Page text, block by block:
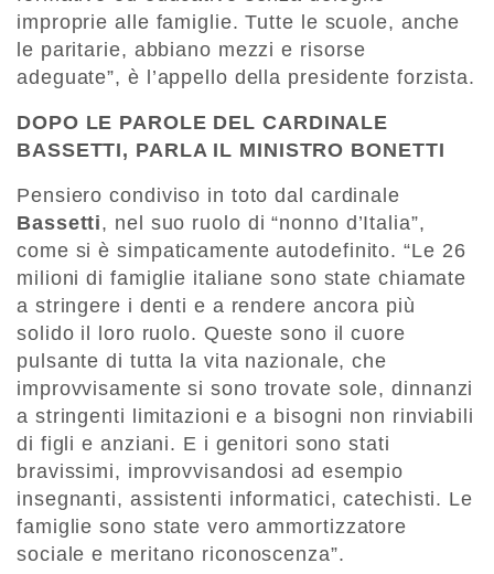
improprie alle famiglie. Tutte le scuole, anche
le paritarie, abbiano mezzi e risorse
adeguate”, è l’appello della presidente forzista.
DOPO LE PAROLE DEL CARDINALE
BASSETTI, PARLA IL MINISTRO BONETTI
Pensiero condiviso in toto dal cardinale
Bassetti, nel suo ruolo di “nonno d’Italia”,
come si è simpaticamente autodefinito. “Le 26
milioni di famiglie italiane sono state chiamate
a stringere i denti e a rendere ancora più
solido il loro ruolo. Queste sono il cuore
pulsante di tutta la vita nazionale, che
improvvisamente si sono trovate sole, dinnanzi
a stringenti limitazioni e a bisogni non rinviabili
di figli e anziani. E i genitori sono stati
bravissimi, improvvisandosi ad esempio
insegnanti, assistenti informatici, catechisti. Le
famiglie sono state vero ammortizzatore
sociale e meritano riconoscenza”.